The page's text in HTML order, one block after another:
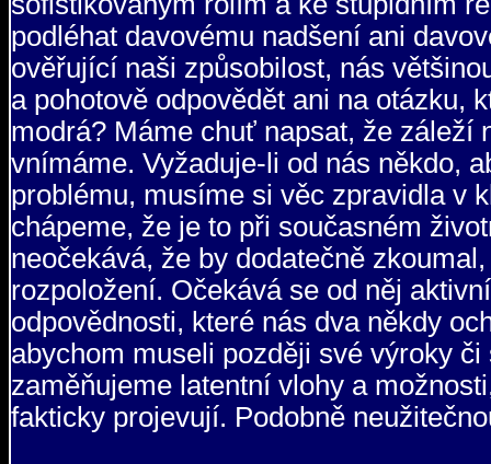
podléhat davovému nadšení ani
ověřující naši způsobilost, nás
a pohotově odpovědět ani na otázku,
modrá? Máme chuť napsat, že záleží
vnímáme. Vyžaduje-li od nás někdo,
problému, musíme si věc zpravidla v
chápeme, že je to při současném
neočekává, že by dodatečně
rozpoložení. Očekává se od něj
odpovědnosti, které nás dva někdy
abychom museli později své výroky
zaměňujeme latentní vlohy a
fakticky projevují. Podobně